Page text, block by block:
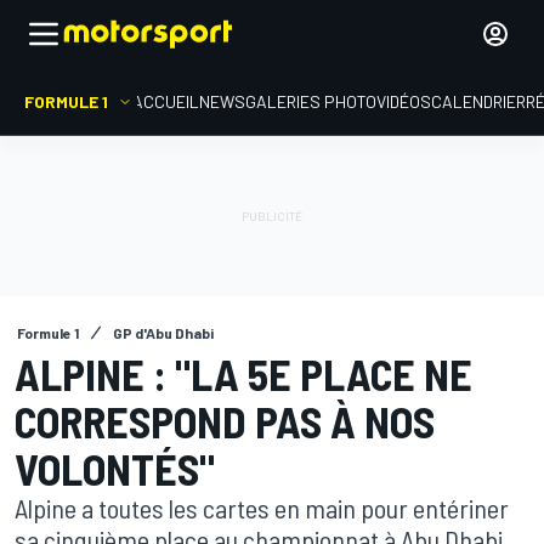
FORMULE 1 ACCUEIL NEWSGALERIES PHOTOVIDÉOSCALENDRIER
Formule 1 GP d'Abu Dhabi
ALPINE : "LA 5E PLACE NE
CORRESPOND PAS À NOS
VOLONTÉS"
Alpine a toutes les cartes en main pour entériner